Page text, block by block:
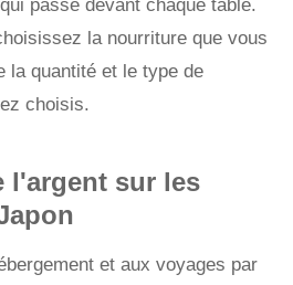
passe devant chaque table.
la nourriture que vous
la quantité et le type de
choisis.
l'argent sur les
et aux voyages par